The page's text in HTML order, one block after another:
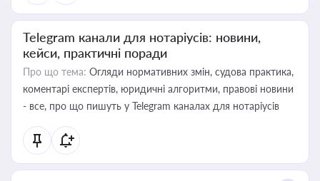
Telegram канали для нотаріусів: новини,
кейси, практичні поради
Про що тема: Огляди нормативних змін, судова практика,
коментарі експертів, юридичні алгоритми, правові новини
- все, про що пишуть у Telegram каналах для нотаріусів